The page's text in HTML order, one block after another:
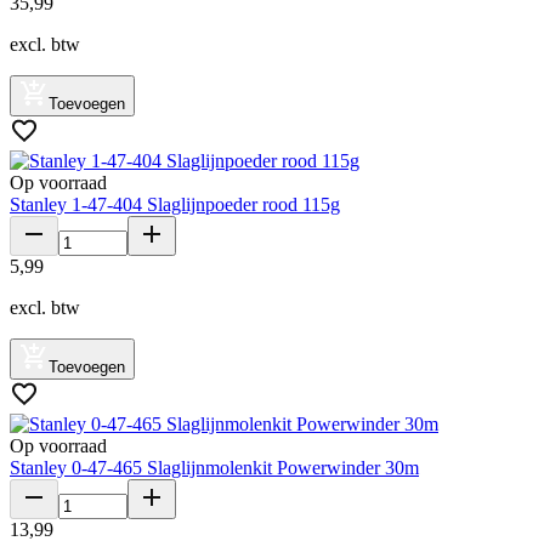
excl. btw
Toevoegen
Op voorraad
Stanley 1-47-404 Slaglijnpoeder rood 115g
5,99
excl. btw
Toevoegen
Op voorraad
Stanley 0-47-465 Slaglijnmolenkit Powerwinder 30m
13,99